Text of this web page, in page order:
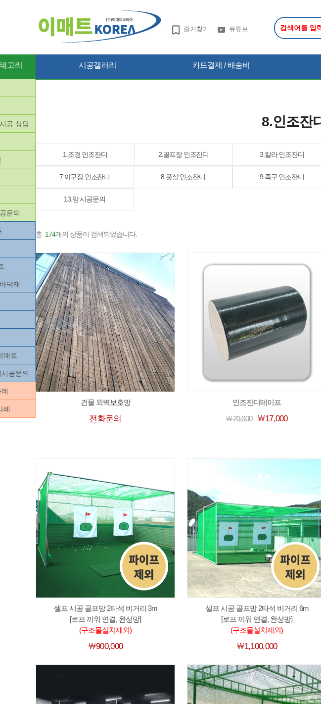
즐겨찾기 유튜브
고리
공 상담
문의
닥재
매트
공문의
례
시공갤러리 카드결제 / 배송비
8.인조잔
1.조경 인조잔디 2.골프장 인조잔디 3.칼라 인조잔디
7.야구장 인조잔디 8.풋살 인조잔디 9.족구 인조잔디
13.망 시공문의
총 174개의 상품이 검색되었습니다.
건물 외벽보호망
전화문의
인조잔디테이프
￦20,000
￦17,000
셀프 시공 골프망 2타석 비거리 3m
[로프 끼워 연결, 완성망]
(구조물설치제외)
￦900,000
셀프 시공 골프망 2타석 비거리 6m
[로프 끼워 연결, 완성망]
(구조물설치제외)
￦1,100,000